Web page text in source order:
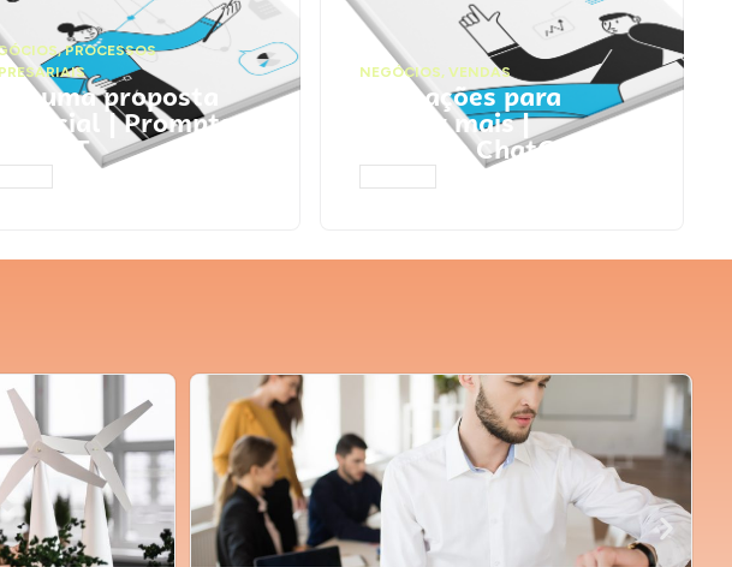
,PROCESSOS
uma proposta
| Prompts
NEGÓCIOS, VENDAS
Faça ações para
vender mais |
Prompts ChatGPT